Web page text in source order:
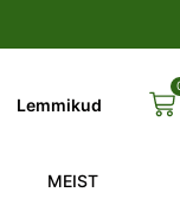
Lemmikud
MEIST